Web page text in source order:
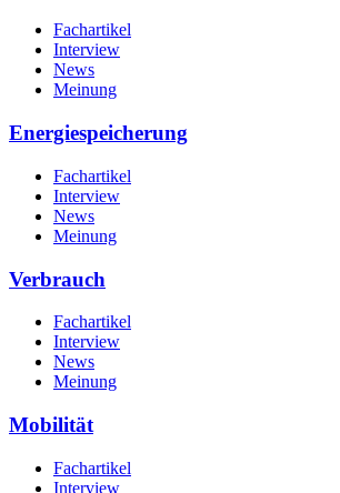
Fachartikel
Interview
News
Meinung
Energiespeicherung
Fachartikel
Interview
News
Meinung
Verbrauch
Fachartikel
Interview
News
Meinung
Mobilität
Fachartikel
Interview